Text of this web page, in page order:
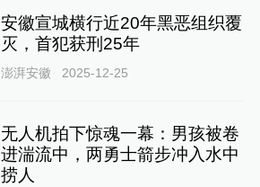
安徽宣城横行近20年黑恶组织覆
灭，首犯获刑25年
澎湃安徽 2025-12-25
无人机拍下惊魂一幕：男孩被卷
进湍流中，两勇士箭步冲入水中
捞人